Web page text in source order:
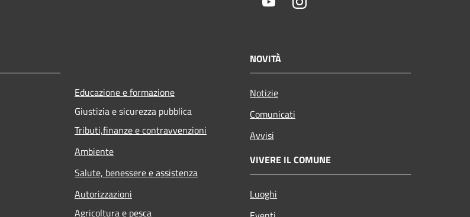
Educazione e formazione
Giustizia e sicurezza pubblica
Tributi,finanze e contravvenzioni
Ambiente
Salute, benessere e assistenza
Autorizzazioni
Agricoltura e pesca
NOVITÀ
Notizie
Comunicati
Avvisi
VIVERE IL COMUNE
Luoghi